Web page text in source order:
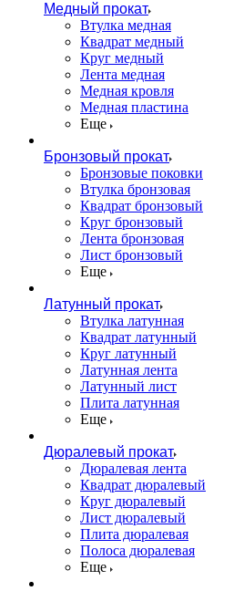
Медный прокат
Втулка медная
Квадрат медный
Круг медный
Лента медная
Медная кровля
Медная пластина
Еще
Бронзовый прокат
Бронзовые поковки
Втулка бронзовая
Квадрат бронзовый
Круг бронзовый
Лента бронзовая
Лист бронзовый
Еще
Латунный прокат
Втулка латунная
Квадрат латунный
Круг латунный
Латунная лента
Латунный лист
Плита латунная
Еще
Дюралевый прокат
Дюралевая лента
Квадрат дюралевый
Круг дюралевый
Лист дюралевый
Плита дюралевая
Полоса дюралевая
Еще